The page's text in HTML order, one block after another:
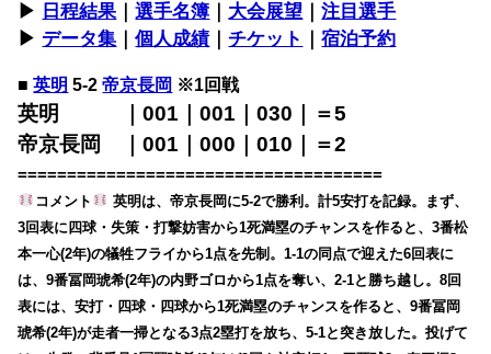
▶︎ 日程結果｜選手名簿 大会展望 ｜注目選手
▶︎ データ集 ｜個人成績｜チケット ｜宿泊予約
■英明 5-2帝京長岡 ※1回戦
英明 ｜001｜001｜030｜＝5
帝京長岡 ｜001｜000｜010｜＝2
=====================================
コメント
英明は、帝京長岡に5-2で勝利。計5安打を記録。まず、
3回表に四球・失策・打撃妨害から1死満塁のチャンスを作ると、3番松
本一心(2年)の犠牲フライから1点を先制。1-1の同点で迎えた6回表に
は、9番冨岡琥希(2年)の内野ゴロから1点を奪い、2-1と勝ち越し。8回
表には、安打・四球・四球から1死満塁のチャンスを作ると、9番冨岡
琥希(2年)が走者一掃となる3点2塁打を放ち、5-1と突き放した。投げて